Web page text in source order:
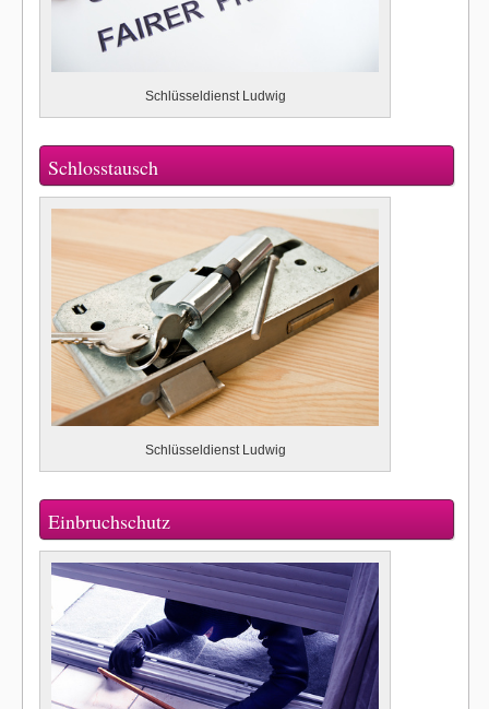
Schlüsseldienst Ludwig
Schlosstausch
Schlüsseldienst Ludwig
Einbruchschutz